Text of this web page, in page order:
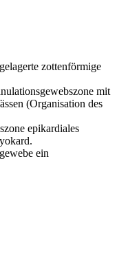
zottenförmige
mit
(Organisation des
epikardiales
ein